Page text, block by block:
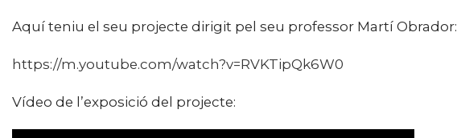
Aquí teniu el seu projecte dirigit pel seu professor Martí Obrador:
https://m.youtube.com/watch?v=RVKTipQk6W0
Vídeo de l’exposició del projecte: